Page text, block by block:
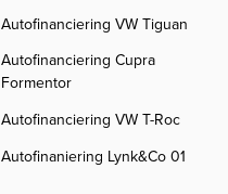
Autofinanciering VW Tiguan
Autofinanciering Cupra
Formentor
Autofinanciering VW T-Roc
Autofinaniering Lynk&Co 01